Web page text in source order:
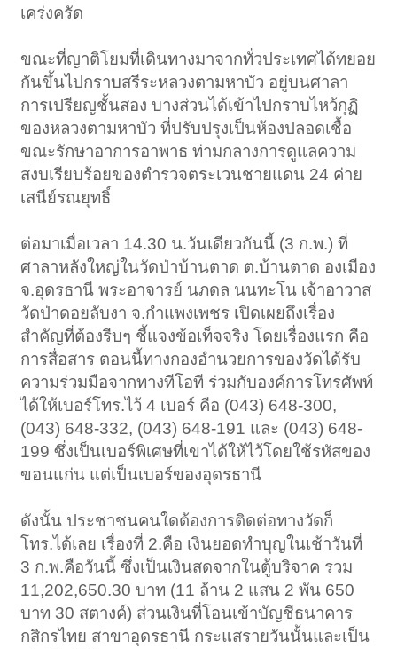
เคร่งครัด
ขณะที่ญาติโยมที่เดินทางมาจากทั่วประเทศได้ทยอย
กันขึ้นไปกราบสรีระหลวงตามหาบัว อยู่บนศาลา
การเปรียญชั้นสอง บางส่วนได้เข้าไปกราบไหว้กุฏิ
ของหลวงตามหาบัว ที่ปรับปรุงเป็นห้องปลอดเชื้อ
ขณะรักษาอาการอาพาธ ท่ามกลางการดูแลความ
สงบเรียบร้อยของตำรวจตระเวนชายแดน 24 ค่าย
เสนีย์รณยุทธิ์
ต่อมาเมื่อเวลา 14.30 น.วันเดียวกันนี้ (3 ก.พ.) ที่
ศาลาหลังใหญ่ในวัดป่าบ้านตาด ต.บ้านตาด องเมือง
จ.อุดรธานี พระอาจารย์ นภดล นนทะโน เจ้าอาวาส
วัดป่าดอยลับงา จ.กำแพงเพชร เปิดเผยถึงเรื่อง
สำคัญที่ต้องรีบๆ ชี้แจงข้อเท็จจริง โดยเรื่องแรก คือ
การสื่อสาร ตอนนี้ทางกองอำนวยการของวัดได้รับ
ความร่วมมือจากทางทีโอที ร่วมกับองค์การโทรศัพท์
ได้ให้เบอร์โทร.ไว้ 4 เบอร์ คือ (043) 648-300,
(043) 648-332, (043) 648-191 และ (043) 648-
199 ซึ่งเป็นเบอร์พิเศษที่เขาได้ให้ไว้โดยใช้รหัสของ
ขอนแก่น แต่เป็นเบอร์ของอุดรธานี
ดังนั้น ประชาชนคนใดต้องการติดต่อทางวัดก็
โทร.ได้เลย เรื่องที่ 2.คือ เงินยอดทำบุญในเช้าวันที่
3 ก.พ.คือวันนี้ ซึ่งเป็นเงินสดจากในตู้บริจาค รวม
11,202,650.30 บาท (11 ล้าน 2 แสน 2 พัน 650
บาท 30 สตางค์) ส่วนเงินที่โอนเข้าบัญชีธนาคาร
กสิกรไทย สาขาอุดรธานี กระแสรายวันนั้นและเป็น